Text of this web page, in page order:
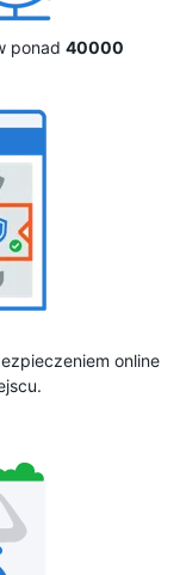
ponad 40000
online